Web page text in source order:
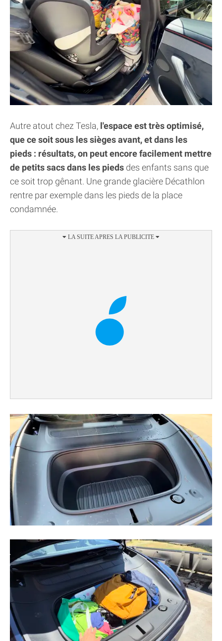
Autre atout chez Tesla, l'espace est très optimisé,
que ce soit sous les sièges avant, et dans les
pieds : résultats, on peut encore facilement mettre
de petits sacs dans les pieds des enfants sans que
ce soit trop gênant. Une grande glacière Décathlon
rentre par exemple dans les pieds de la place
condamnée.